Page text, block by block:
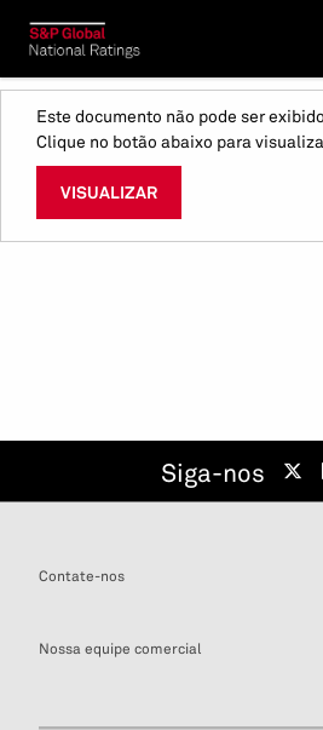
Este documento não pode ser
Clique no botão abaixo para
VISUALIZAR
Siga-nos
Contate-nos
Nossa equipe comercial